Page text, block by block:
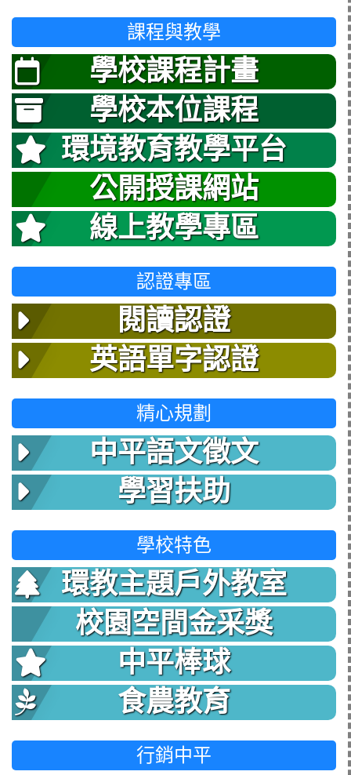
課程與教學
學校課程計畫
學校本位課程
環境教育教學平台
公開授課網站
線上教學專區
認證專區
閱讀認證
英語單字認證
精心規劃
中平語文徵文
學習扶助
學校特色
環教主題戶外教室
校園空間金采獎
中平棒球
食農教育
行銷中平